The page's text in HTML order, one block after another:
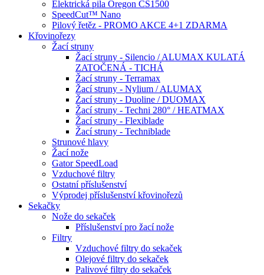
Elektrická pila Oregon CS1500
SpeedCut™ Nano
Pilový řetěz - PROMO AKCE 4+1 ZDARMA
Křovinořezy
Žací struny
Žací struny - Silencio / ALUMAX KULATÁ
ZATOČENÁ - TICHÁ
Žací struny - Terramax
Žací struny - Nylium / ALUMAX
Žací struny - Duoline / DUOMAX
Žací struny - Techni 280° / HEATMAX
Žací struny - Flexiblade
Žací struny - Techniblade
Strunové hlavy
Žací nože
Gator SpeedLoad
Vzduchové filtry
Ostatní příslušenství
Výprodej příslušenství křovinořezů
Sekačky
Nože do sekaček
Příslušenství pro žací nože
Filtry
Vzduchové filtry do sekaček
Olejové filtry do sekaček
Palivové filtry do sekaček